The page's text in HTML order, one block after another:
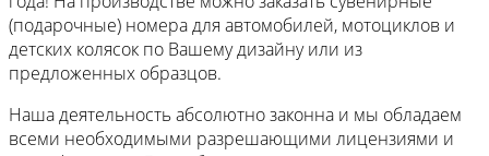
(подарочные) номера для автомобилей, мотоциклов и
детских колясок по Вашему дизайну или из
предложенных образцов.
Наша деятельность абсолютно законна и мы обладаем
всеми необходимыми разрешающими лицензиями и